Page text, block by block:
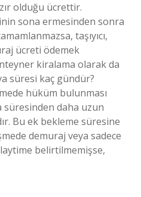
olduğu ücrettir.
sona ermesinden sonra
taşıyıcı,
ücreti ödemek
kiralama olarak da
süresi kaç gündür?
hüküm bulunması
süresinden daha uzun
Bu ek bekleme süresine
demuraj veya sadece
belirtilmemişse,